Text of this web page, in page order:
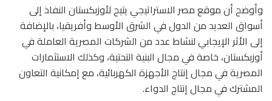
وأوضح أن موقع مصر الاستراتيجي يتيح لأوزبكستان النفاذ إلى
أسواق العديد من الدول في الشرق الأوسط وأفريقيا، بالإضافة
إلى الأثر الإيجابي لنشاط عدد من الشركات المصرية العاملة في
أوزبكستان، خاصة في مجال البنية التحتية، وكذلك الاستثمارات
المصرية في مجال إنتاج الأجهزة الكهربائية، مع إمكانية التعاون
المشترك في مجال إنتاج الدواء.